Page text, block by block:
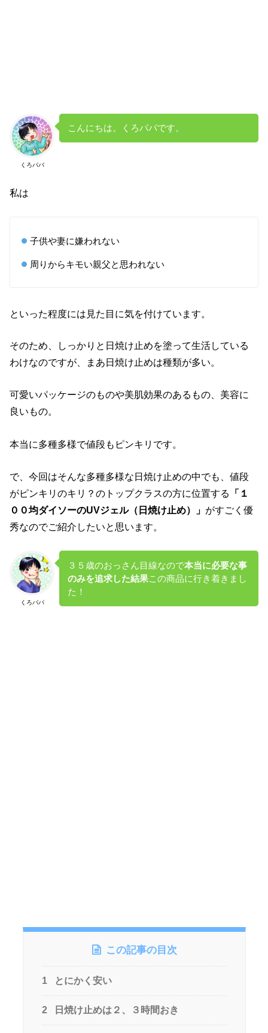
くろパパ
こんにちは。くろパパです。
私は
子供や妻に嫌われない
周りからキモい親父と思われない
といった程度には見た目に気を付けています。
そのため、しっかりと日焼け止めを塗って生活している
わけなのですが、まあ日焼け止めは種類が多い。
可愛いパッケージのものや美肌効果のあるもの、美容に
良いもの。
本当に多種多様で値段もピンキリです。
で、今回はそんな多種多様な日焼け止めの中でも、値段
がピンキリのキリ？のトップクラスの方に位置する
「１
００均ダイソーのUVジェル（日焼け止め）」 がすごく優
秀なのでご紹介したいと思います。
くろパパ
３５歳のおっさん目線なので本当に必要な事
のみを追求した結果この商品に行き着きまし
た！
この記事の目次
1 とにかく安い
2 日焼け止めは２、３時間おき